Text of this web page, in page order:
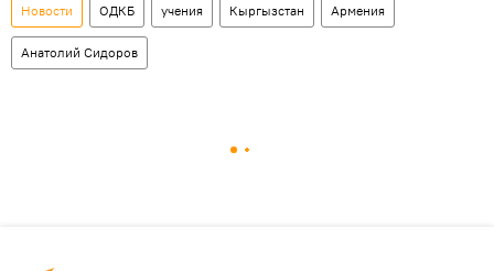
Новости ОДКБ учения Кыргызстан Армения
Анатолий Сидоров